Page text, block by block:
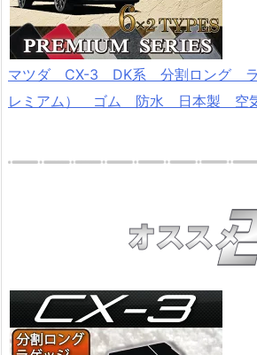
マツダ CX-3 DK系 分割ロング
レミアム） ゴム 防水 日本製 空